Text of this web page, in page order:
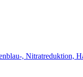
, Nitratreduktion,